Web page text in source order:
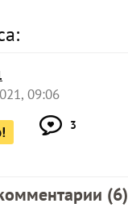
09:06
3
(6)